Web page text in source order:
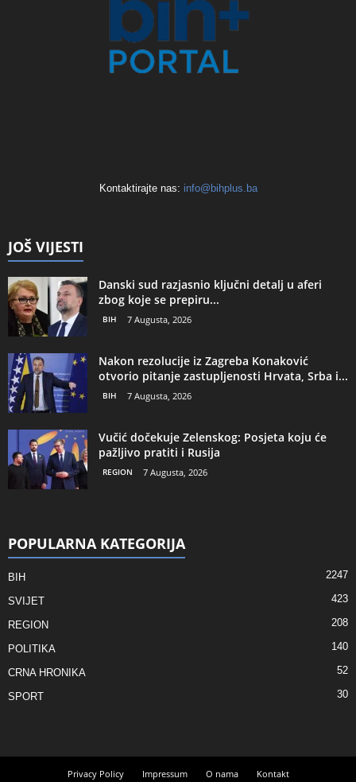
Kontaktirajte nas: info@bihplus.ba
JOŠ VIJESTI
Danski sud razjasnio ključni detalj u aferi
zbog koje se prepiru...
BIH 7 Augusta, 2026
Nakon rezolucije iz Zagreba Konaković
otvorio pitanje zastupljenosti Hrvata, Srba i...
BIH 7 Augusta, 2026
Vučić dočekuje Zelenskog: Posjeta koju će
pažljivo pratiti i Rusija
REGION 7 Augusta, 2026
POPULARNA KATEGORIJA
BIH 2247
SVIJET 423
REGION 208
POLITIKA 140
CRNA HRONIKA 52
SPORT 30
Privacy Policy Impressum O nama Kontakt